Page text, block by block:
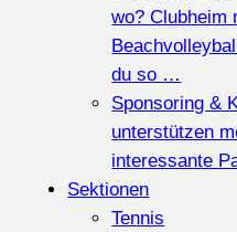
wo? Clubheim
du so …
Sponsoring &
unterstützen
interessante
Sektionen
Tennis